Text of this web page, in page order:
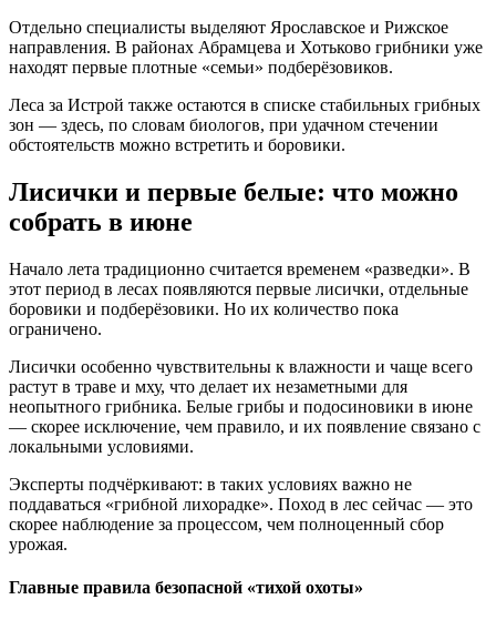
Отдельно специалисты выделяют Ярославское и Рижское
направления. В районах Абрамцева и Хотьково грибники уже
находят первые плотные «семьи» подберёзовиков.
Леса за Истрой также остаются в списке стабильных грибных
зон — здесь, по словам биологов, при удачном стечении
обстоятельств можно встретить и боровики.
Лисички и первые белые: что можно
собрать в июне
Начало лета традиционно считается временем «разведки». В
этот период в лесах появляются первые лисички, отдельные
боровики и подберёзовики. Но их количество пока
ограничено.
Лисички особенно чувствительны к влажности и чаще всего
растут в траве и мху, что делает их незаметными для
неопытного грибника. Белые грибы и подосиновики в июне
— скорее исключение, чем правило, и их появление связано с
локальными условиями.
Эксперты подчёркивают: в таких условиях важно не
поддаваться «грибной лихорадке». Поход в лес сейчас — это
скорее наблюдение за процессом, чем полноценный сбор
урожая.
Главные правила безопасной «тихой охоты»